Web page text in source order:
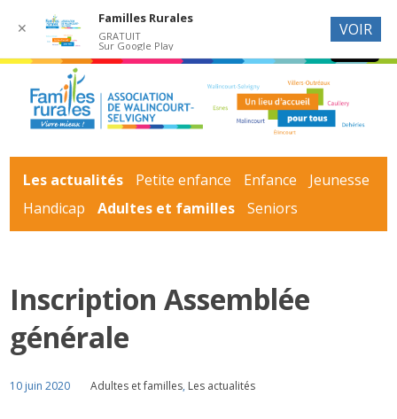
Les actualités Petite enfance Enfance
Jeunesse
Handicap
Adultes et familles Seniors
Inscription Assemblée
générale
10 juin 2020 Adultes et familles, Les actualités
✕
Familles Rurales
GRATUIT
Sur Google Play
VOIR